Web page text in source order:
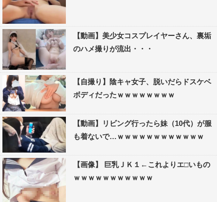
【動画】美少女コスプレイヤーさん、裏垢
のハメ撮りが流出・・・
【自撮り】陰キャ女子、脱いだらドスケベ
ボディだったｗｗｗｗｗｗｗｗ
【動画】リビング行ったら妹（10代）が服
も着ないで…ｗｗｗｗｗｗｗｗｗｗｗｗ
【画像】 巨乳ＪＫ１←これよりエ□いもの
ｗｗｗｗｗｗｗｗｗｗｗ